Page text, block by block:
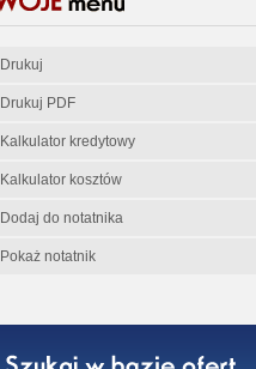
Gratis -
Drukuj
Drukuj PDF
Kalkulator kredytowy
Kalkulator kosztów
Dodaj do notatnika
Pokaż notatnik